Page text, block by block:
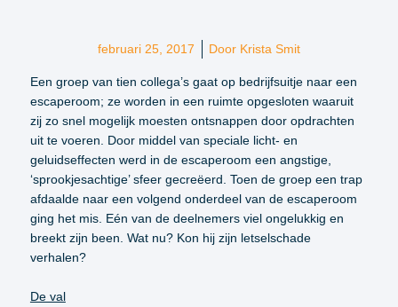
februari 25, 2017 Door Krista Smit
Een groep van tien collega’s gaat op bedrijfsuitje naar een
escaperoom; ze worden in een ruimte opgesloten waaruit
zij zo snel mogelijk moesten ontsnappen door opdrachten
uit te voeren. Door middel van speciale licht- en
geluidseffecten werd in de escaperoom een angstige,
‘sprookjesachtige’ sfeer gecreëerd. Toen de groep een trap
afdaalde naar een volgend onderdeel van de escaperoom
ging het mis. Eén van de deelnemers viel ongelukkig en
breekt zijn been. Wat nu? Kon hij zijn letselschade
verhalen?
De val